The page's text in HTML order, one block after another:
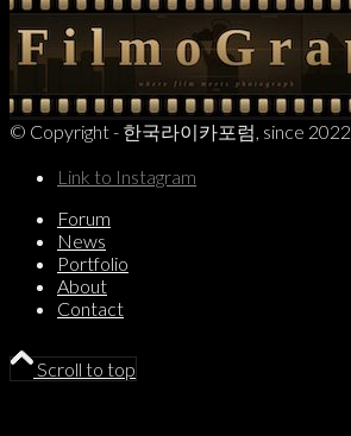
© Copyright - 한국라이카포럼, since 2022.
Link to Instagram
Forum
News
Portfolio
About
Contact
Scroll to top